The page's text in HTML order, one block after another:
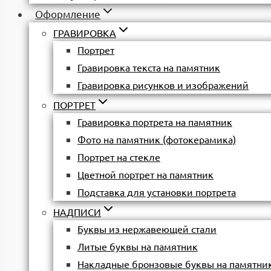
Оформление
ГРАВИРОВКА
Портрет
Гравировка текста на памятник
Гравировка рисунков и изображений
ПОРТРЕТ
Гравировка портрета на памятник
Фото на памятник (фотокерамика)
Портрет на стекле
Цветной портрет на памятник
Подставка для установки портрета
НАДПИСИ
Буквы из нержавеющей стали
Литые буквы на памятник
Накладные бронзовые буквы на